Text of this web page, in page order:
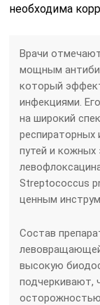
необходима
Врачи
мощным
который
инфекциями.
на широкий
путей и кожных
Streptococcus
ценным
Состав
высокую
подчеркивают,